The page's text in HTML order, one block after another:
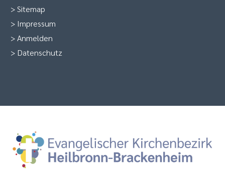
>Sitemap
> Impressum
>Anmelden
> Datenschutz